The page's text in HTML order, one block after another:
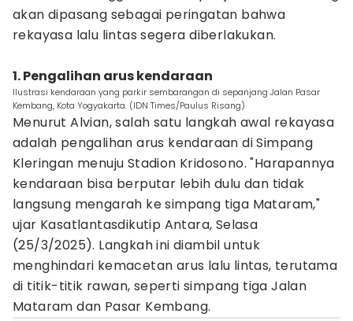
akan dipasang sebagai peringatan bahwa
rekayasa lalu lintas segera diberlakukan.
1. Pengalihan arus kendaraan
Ilustrasi kendaraan yang parkir sembarangan di sepanjang Jalan Pasar
Kembang, Kota Yogyakarta. (IDN Times/Paulus Risang)
Menurut Alvian, salah satu langkah awal rekayasa
adalah pengalihan arus kendaraan di Simpang
Kleringan menuju Stadion Kridosono. "Harapannya
kendaraan bisa berputar lebih dulu dan tidak
langsung mengarah ke simpang tiga Mataram,"
ujar Kasatlantasdikutip Antara, Selasa
(25/3/2025). Langkah ini diambil untuk
menghindari kemacetan arus lalu lintas, terutama
di titik-titik rawan, seperti simpang tiga Jalan
Mataram dan Pasar Kembang.